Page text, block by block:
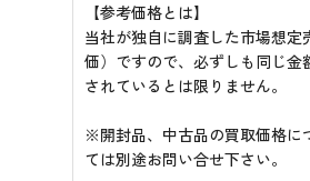
【参考価格とは】
当社が独自に調査した市場想定
価）ですので、必ずしも同じ金
されているとは限りません。
※開封品、中古品の買取価格に
ては別途お問い合せ下さい。